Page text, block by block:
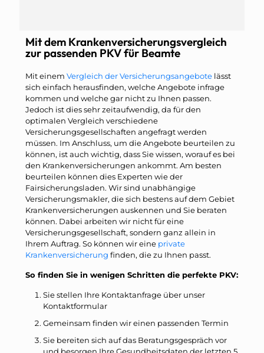
Mit dem Krankenversicherungsvergleich
zur passenden PKV für Beamte
Mit einem Vergleich der Versicherungsangebote lässt
sich einfach herausfinden, welche Angebote infrage
kommen und welche gar nicht zu Ihnen passen.
Jedoch ist dies sehr zeitaufwendig, da für den
optimalen Vergleich verschiedene
Versicherungsgesellschaften angefragt werden
müssen. Im Anschluss, um die Angebote beurteilen zu
können, ist auch wichtig, dass Sie wissen, worauf es bei
den Krankenversicherungen ankommt. Am besten
beurteilen können dies Experten wie der
Fairsicherungsladen. Wir sind unabhängige
Versicherungsmakler, die sich bestens auf dem Gebiet
Krankenversicherungen auskennen und Sie beraten
können. Dabei arbeiten wir nicht für eine
Versicherungsgesellschaft, sondern ganz allein in
Ihrem Auftrag. So können wir eine private
Krankenversicherung finden, die zu Ihnen passt.
So finden Sie in wenigen Schritten die perfekte PKV:
Sie stellen Ihre Kontaktanfrage über unser
Kontaktformular
Gemeinsam finden wir einen passenden Termin
Sie bereiten sich auf das Beratungsgespräch vor
und besorgen Ihre Gesundheitsdaten der letzten 5